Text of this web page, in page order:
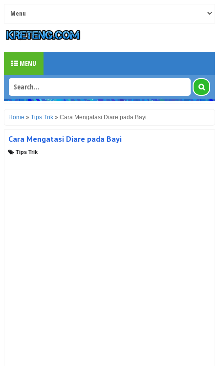
MENU
Home » Tips Trik » Cara Mengatasi Diare pada Bayi
Cara Mengatasi Diare pada Bayi
Tips Trik